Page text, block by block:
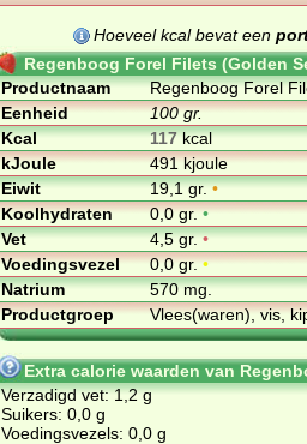
Hoeveel kcal bevat een
Regenboog Forel Filets (Golden
Productnaam
Regenboog Forel
Eenheid
100 gr.
Kcal
117kcal
kJoule
491 kjoule
Eiwit
19,1 gr.•
Koolhydraten
0,0 gr.•
Vet
4,5 gr.•
Voedingsvezel
0,0 gr.•
Natrium
570 mg.
Productgroep
Vlees(waren), vis,
Extra calorie waarden van
Verzadigd vet: 1,2 g
Suikers: 0,0 g
Voedingsvezels: 0,0 g